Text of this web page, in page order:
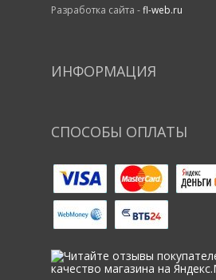
Разработка сайта -fl-web.ru
ИНФОРМАЦИЯ
СПОСОБЫ ОПЛАТЫ